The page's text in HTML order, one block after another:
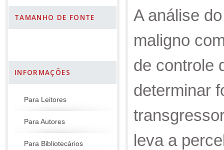
TAMANHO DE FONTE
INFORMAÇÕES
Para Leitores
Para Autores
Para Bibliotecários
A análise
maligno
de controle
determinar
leva a